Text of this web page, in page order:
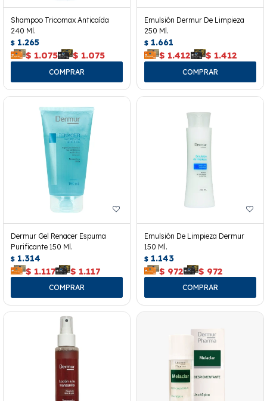
Shampoo Tricomax Anticaída
240 Ml.
$ 1.265
$ 1.075 $ 1.075
Emulsión Dermur De Limpieza
250 Ml.
$ 1.661
$ 1.412 $ 1.412
Dermur Gel Renacer Espuma
Purificante 150 Ml.
$ 1.314
$ 1.117 $ 1.117
Emulsión De Limpieza Dermur
150 Ml.
$ 1.143
$ 972 $ 972